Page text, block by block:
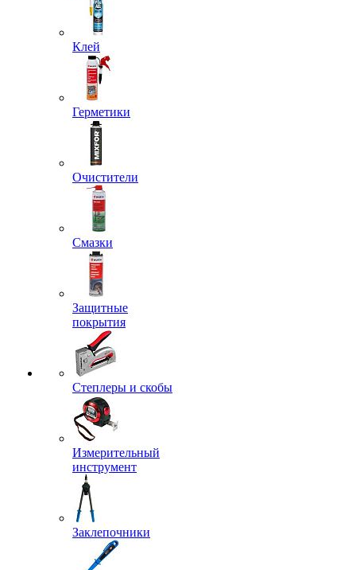
Клей
Герметики
Очистители
Смазки
Защитные
покрытия
Степлеры и скобы
Измерительный
инструмент
Заклепочники